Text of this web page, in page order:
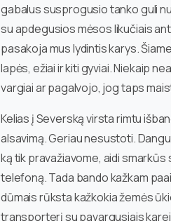
gabalus susprogusio tanko guli
su apdegusios mėsos likučiais
pasakoja mus lydintis karys.
lapės, ežiai ir kiti gyviai. Niekaip
vargiai ar pagalvojo, jog taps
Kelias į Severską virsta rimtu
alsavimą. Geriau nesustoti.
ką tik pravažiavome, aidi
telefoną. Tada bando kažkam
dūmais rūksta kažkokia žemės
transporterį su pavargusiais